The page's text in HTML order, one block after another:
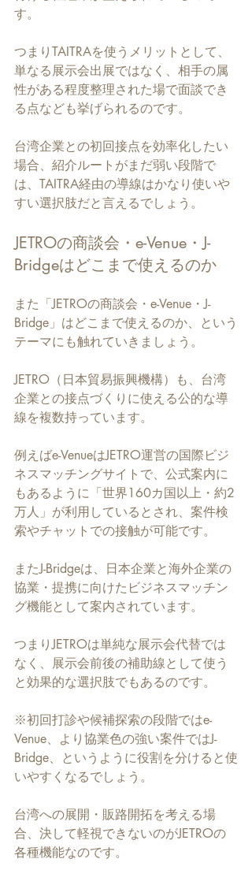
す。
つまりTAITRAを使うメリットとして、
単なる展示会出展ではなく、相手の属
性がある程度整理された場で面談でき
る点なども挙げられるのです。
台湾企業との初回接点を効率化したい
場合、紹介ルートがまだ弱い段階で
は、TAITRA経由の導線はかなり使いや
すい選択肢だと言えるでしょう。
JETROの商談会・e-Venue・J-
Bridgeはどこまで使えるのか
また「JETROの商談会・e-Venue・J-
Bridge」はどこまで使えるのか、という
テーマにも触れていきましょう。
JETRO（日本貿易振興機構）も、台湾
企業との接点づくりに使える公的な導
線を複数持っています。
例えばe-VenueはJETRO運営の国際ビジ
ネスマッチングサイトで、公式案内に
もあるように「世界160カ国以上・約2
万人」が利用しているとされ、案件検
索やチャットでの接触が可能です。
またJ-Bridgeは、日本企業と海外企業の
協業・提携に向けたビジネスマッチン
グ機能として案内されています。
つまりJETROは単純な展示会代替では
なく、展示会前後の補助線として使う
と効果的な選択肢でもあるのです。
※初回打診や候補探索の段階ではe-
Venue、より協業色の強い案件ではJ-
Bridge、というように役割を分けると使
いやすくなるでしょう。
台湾への展開・販路開拓を考える場
合、決して軽視できないのがJETROの
各種機能なのです。